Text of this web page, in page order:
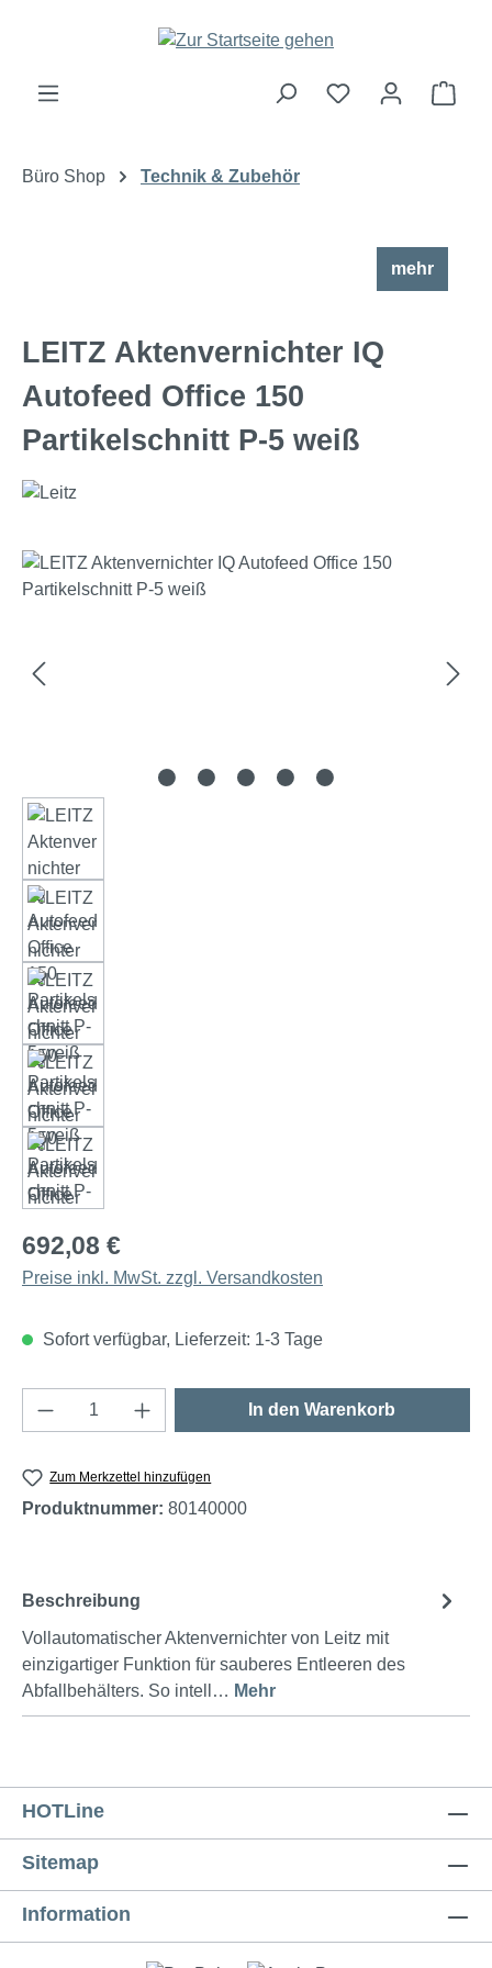
Zum Hauptinhalt springen
Büro Shop Technik & Zubehör
mehr
LEITZ Aktenvernichter IQ
Autofeed Office 150
Partikelschnitt P-5 weiß
Bildergalerie überspringen
692,08 €
Preise inkl. MwSt. zzgl. Versandkosten
Sofort verfügbar, Lieferzeit: 1-3 Tage
Produkt Anzahl: Gib den gewünschten
In den Warenkorb
Zum Merkzettel hinzufügen
Produktnummer: 80140000
Beschreibung
Vollautomatischer Aktenvernichter von Leitz mit
einzigartiger Funktion für sauberes Entleeren des
Abfallbehälters. So intell… Mehr
HOTLine
Sitemap
Information